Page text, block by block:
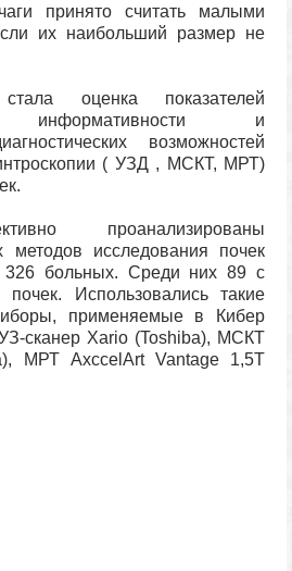
принято считать малыми
их наибольший размер не
оценка показателей
информативности и
возможностей
( УЗД , МСКТ, МРТ)
проанализированы
методов исследования почек
больных. Среди них 89 с
Использовались такие
применяемые в Кибер
сканер Xario (Toshiba), МСКТ
МРТ AxccelArt Vantage 1,5Т